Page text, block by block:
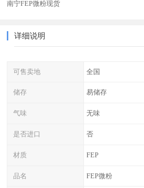
南宁FEP微粉现货
详细说明
可售卖地 全国
储存 易储存
气味 无味
是否进口 否
材质 FEP
品名 FEP微粉